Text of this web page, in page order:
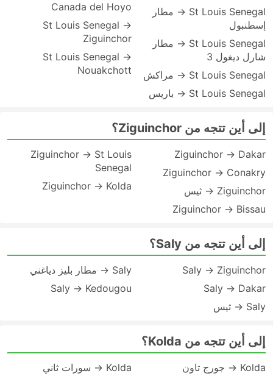
St Louis Senegal → مطار
إسطنبول
St Louis Senegal → مطار
شارل ديغول 3
St Louis Senegal → مراكش
St Louis Senegal → باريس
Canada del Hoyo
St Louis Senegal →
Ziguinchor
St Louis Senegal →
Nouakchott
إلى أين تتجه من Ziguinchor؟
Ziguinchor → Dakar
Ziguinchor → Conakry
Ziguinchor → ثيس
Ziguinchor → Bissau
Ziguinchor → St Louis
Senegal
Ziguinchor → Kolda
إلى أين تتجه من Saly؟
Saly → Ziguinchor
Saly → Dakar
Saly → ثيس
Saly → مطار بليز دياغني
Saly → Kedougou
إلى أين تتجه من Kolda؟
Kolda → جورج تاون
Kolda → سورات ثاني